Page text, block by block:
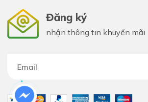
mình nhé.
Đăng ký
nhận thông tin khuyến mãi